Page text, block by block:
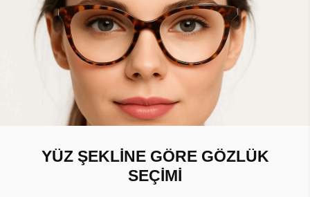
YÜZ ŞEKLİNE GÖRE GÖZLÜK
SEÇİMİ